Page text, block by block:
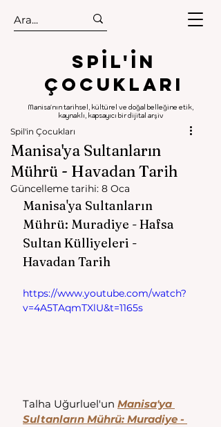
.
.
Spıl'in
Çocukları
Manisa'nın tarihsel, kültürel ve doğal belleğine etik,
kaynaklı, kapsayıcı bir dijital arşiv
Manisa'ya Sultanların
Mührü - Havadan Tarih
Spil'in Çocukları
Güncelleme tarihi: 8 Oca
Manisa'ya Sultanların
Mührü: Muradiye - Hafsa
Sultan Külliyeleri -
Havadan Tarih
https://www.youtube.com/watch?
v=4A5TAqmTXlU&t=1165s
Talha Uğurluel'un Manisa'ya
Sultanların Mührü: Muradiye -